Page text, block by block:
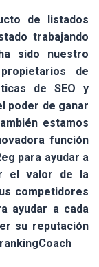
de listados
trabajando
sido nuestro
de
de SEO y
poder de ganar
estamos
función
para ayudar a
el valor de la
competidores
ayudar a cada
su reputación